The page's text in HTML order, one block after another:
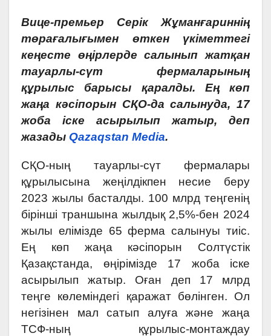
Вице-премьер Серік Жұманғариннің
төрағалығымен өткен үкіметтегі
кеңесте өңірлерде салынып жатқан
тауарлы-сүт фермаларының
құрылыс барысы қаралды. Ең көп
жаңа кәсіпорын СҚО-да салынуда, 17
жоба іске асырылып жатыр, деп
жазады Qazaqstan Media.
СҚО-ның тауарлы-сүт фермалары
құрылысына жеңілдікпен несие беру
2023 жылы басталды. 100 млрд теңгенің
бірінші траншына жылдық 2,5%-бен 2024
жылы елімізде 65 ферма салынуы тиіс.
Ең көп жаңа кәсіпорын Солтүстік
Қазақстанда, өңірімізде 17 жоба іске
асырылып жатыр. Оған деп 17 млрд
теңге көлеміндегі қаражат бөлінген. Ол
негізінен мал сатып алуға және жаңа
ТСФ-ның құрылыс-монтаждау